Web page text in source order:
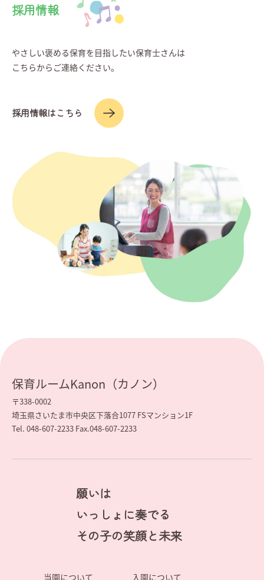
採用情報
やさしい褒める保育を目指したい保育士さんは
こちらからご連絡ください。
採用情報はこちら
保育ルームKanon（カノン）
〒338-0002
埼玉県さいたま市中央区下落合1077 FSマンション1F
Tel. 048-607-2233 Fax.048-607-2233
願いは
いっしょに奏でる
その子の笑顔と未来
当園について 入園について